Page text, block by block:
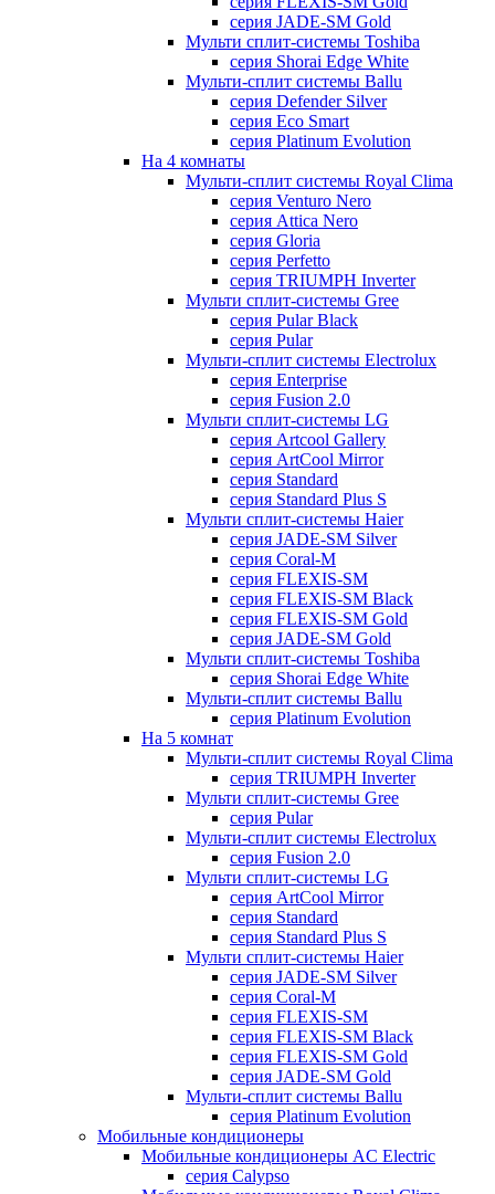
серия JADE-SM Gold
Мульти сплит-системы Toshiba
серия Shorai Edge White
Мульти-сплит системы Ballu
серия Defender Silver
серия Eco Smart
серия Platinum Evolution
На 4 комнаты
Мульти-сплит системы Royal Clima
серия Venturo Nero
серия Attica Nero
серия Gloria
серия Perfetto
серия TRIUMPH Inverter
Мульти сплит-системы Gree
серия Pular Black
серия Pular
Мульти-сплит системы Electrolux
серия Enterprise
серия Fusion 2.0
Мульти сплит-системы LG
серия Artcool Gallery
серия ArtCool Mirror
серия Standard
серия Standard Plus S
Мульти сплит-системы Haier
серия JADE-SM Silver
серия Coral-M
серия FLEXIS-SM
серия FLEXIS-SM Black
серия FLEXIS-SM Gold
серия JADE-SM Gold
Мульти сплит-системы Toshiba
серия Shorai Edge White
Мульти-сплит системы Ballu
серия Platinum Evolution
На 5 комнат
Мульти-сплит системы Royal Clima
серия TRIUMPH Inverter
Мульти сплит-системы Gree
серия Pular
Мульти-сплит системы Electrolux
серия Fusion 2.0
Мульти сплит-системы LG
серия ArtCool Mirror
серия Standard
серия Standard Plus S
Мульти сплит-системы Haier
серия JADE-SM Silver
серия Coral-M
серия FLEXIS-SM
серия FLEXIS-SM Black
серия FLEXIS-SM Gold
серия JADE-SM Gold
Мульти-сплит системы Ballu
серия Platinum Evolution
Мобильные кондиционеры
Мобильные кондиционеры AC Electric
серия Calypso